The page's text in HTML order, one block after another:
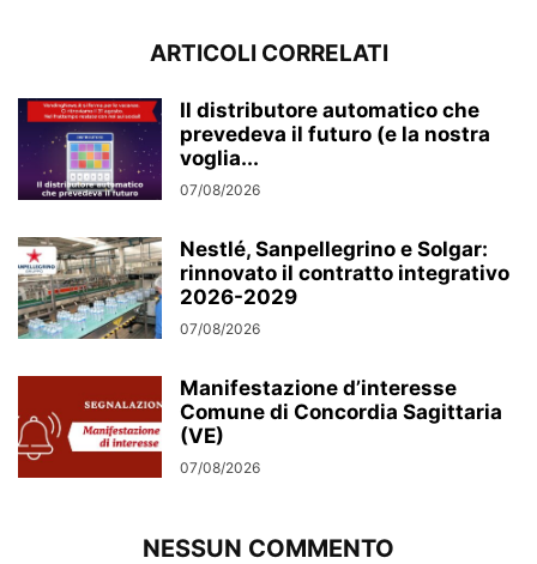
ARTICOLI CORRELATI
Il distributore automatico che
prevedeva il futuro (e la nostra
voglia...
07/08/2026
Nestlé, Sanpellegrino e Solgar:
rinnovato il contratto integrativo
2026-2029
07/08/2026
Manifestazione d’interesse
Comune di Concordia Sagittaria
(VE)
07/08/2026
NESSUN COMMENTO